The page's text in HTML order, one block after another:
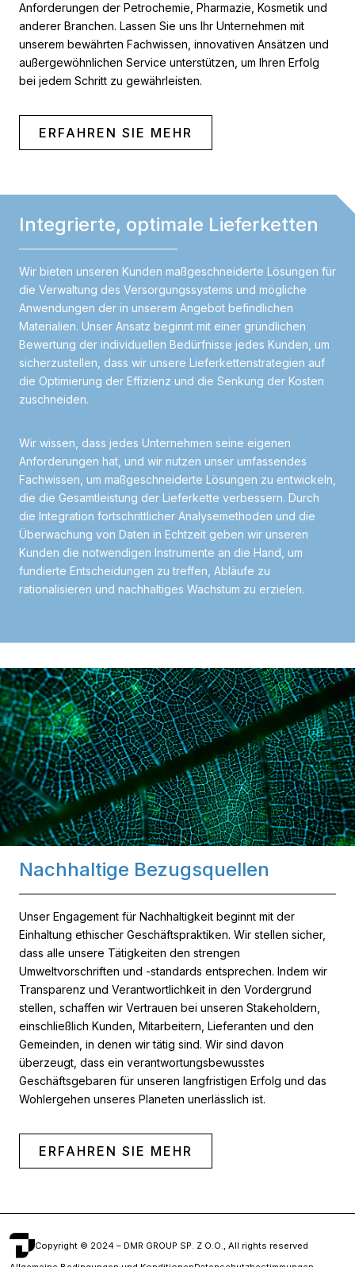
Anforderungen der Petrochemie, Pharmazie, Kosmetik und
anderer Branchen. Lassen Sie uns Ihr Unternehmen mit
unserem bewährten Fachwissen, innovativen Ansätzen und
außergewöhnlichen Service unterstützen, um Ihren Erfolg
bei jedem Schritt zu gewährleisten.
ERFAHREN SIE MEHR
Integrierte, optimale Lieferketten
Wir bieten unseren Kunden maßgeschneiderte Lösungen für
die Verwaltung des Versorgungssystems und mögliche
Anwendungen der in unserem Angebot befindlichen
Materialien. Unser Ansatz beginnt mit einer gründlichen
Bewertung der individuellen Bedürfnisse jedes Kunden, um
sicherzustellen, dass wir unsere Lieferkettenstrategien auf
die Optimierung der Effizienz und die Senkung der Kosten
zuschneiden.
Wir wissen, dass jedes Unternehmen seine eigenen
Anforderungen hat, und wir nutzen unser umfassendes
Fachwissen, um maßgeschneiderte Lösungen zu entwickeln,
die die Gesamtleistung der Lieferkette verbessern. Durch
die Integration fortschrittlicher Analysemethoden und die
Überwachung von Daten in Echtzeit geben wir unseren
Kunden die notwendigen Instrumente an die Hand, um
fundierte Entscheidungen zu treffen, Abläufe zu
rationalisieren und nachhaltiges Wachstum zu erzielen.
Nachhaltige Bezugsquellen
Unser Engagement für Nachhaltigkeit beginnt mit der
Einhaltung ethischer Geschäftspraktiken. Wir stellen sicher,
dass alle unsere Tätigkeiten den strengen
Umweltvorschriften und -standards entsprechen. Indem wir
Transparenz und Verantwortlichkeit in den Vordergrund
stellen, schaffen wir Vertrauen bei unseren Stakeholdern,
einschließlich Kunden, Mitarbeitern, Lieferanten und den
Gemeinden, in denen wir tätig sind. Wir sind davon
überzeugt, dass ein verantwortungsbewusstes
Geschäftsgebaren für unseren langfristigen Erfolg und das
Wohlergehen unseres Planeten unerlässlich ist.
ERFAHREN SIE MEHR
Copyright © 2024 – DMR GROUP SP. Z O.O., All rights reserved